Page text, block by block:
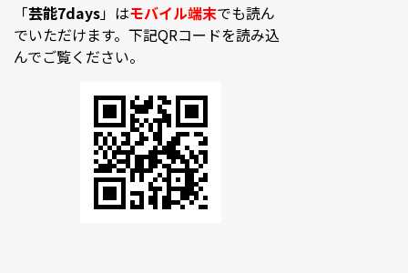
「芸能7days」はモバイル端末でも読ん
でいただけます。下記QRコードを読み込
んでご覧ください。